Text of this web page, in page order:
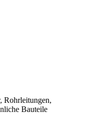
Rohrleitungen,
Bauteile